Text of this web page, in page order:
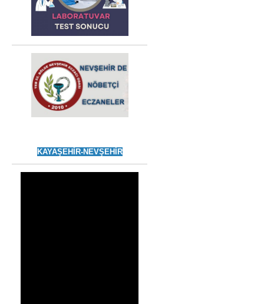
KAYAŞEHİR-NEVŞEHİR